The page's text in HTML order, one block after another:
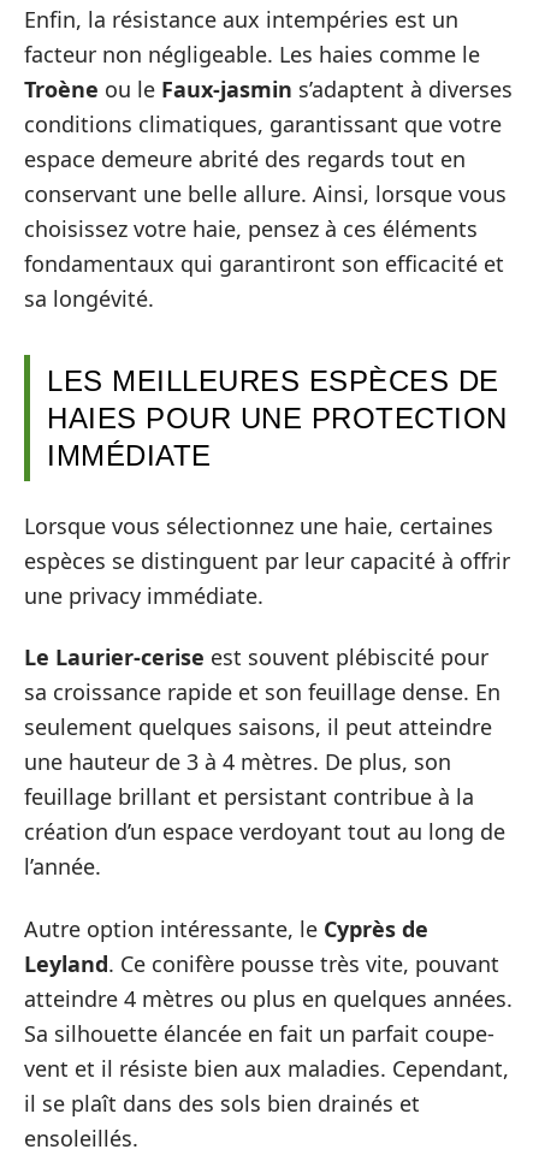
Enfin, la résistance aux intempéries est un
facteur non négligeable. Les haies comme le
Troène ou le Faux-jasmin s’adaptent à diverses
conditions climatiques, garantissant que votre
espace demeure abrité des regards tout en
conservant une belle allure. Ainsi, lorsque vous
choisissez votre haie, pensez à ces éléments
fondamentaux qui garantiront son efficacité et
sa longévité.
LES MEILLEURES ESPÈCES DE
HAIES POUR UNE PROTECTION
IMMÉDIATE
Lorsque vous sélectionnez une haie, certaines
espèces se distinguent par leur capacité à offrir
une privacy immédiate.
Le Laurier-cerise est souvent plébiscité pour
sa croissance rapide et son feuillage dense. En
seulement quelques saisons, il peut atteindre
une hauteur de 3 à 4 mètres. De plus, son
feuillage brillant et persistant contribue à la
création d’un espace verdoyant tout au long de
l’année.
Autre option intéressante, le Cyprès de
Leyland. Ce conifère pousse très vite, pouvant
atteindre 4 mètres ou plus en quelques années.
Sa silhouette élancée en fait un parfait coupe-
vent et il résiste bien aux maladies. Cependant,
il se plaît dans des sols bien drainés et
ensoleillés.